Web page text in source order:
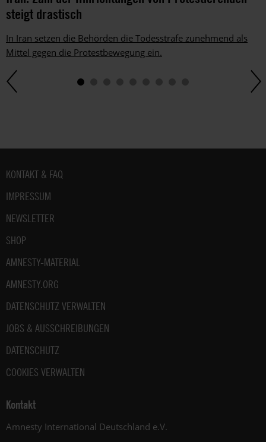
steigt drastisch
In Iran setzen die Behörden die Todesstrafe zunehmend als
Mittel gegen die Protestbewegung ein.
Fußbereich
KONTAKT & FAQ
IMPRESSUM
NEWSLETTER
SHOP
AMNESTY-MATERIAL
AMNESTY.ORG
DATENSCHUTZ VERWALTEN
JOBS & AUSSCHREIBUNGEN
DATENSCHUTZ
COOKIES VERWALTEN
Kontakt
Amnesty International Deutschland e.V.